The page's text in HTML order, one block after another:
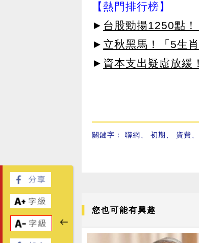
【熱門排行榜】
► 台股勁揚1250點
► 立秋黑馬！「5生
► 資本支出疑慮放緩
關鍵字： 聯網、 初期、 資費、
您也可能有興趣